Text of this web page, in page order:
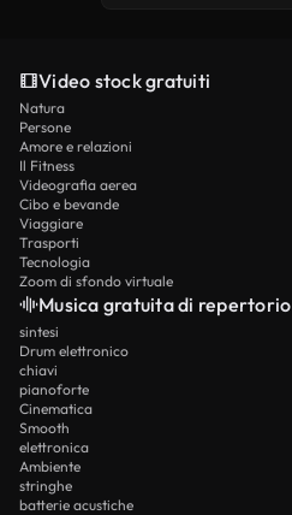
Video stock gratuiti
Natura
Persone
Amore e relazioni
Il Fitness
Videografia aerea
Cibo e bevande
Viaggiare
Trasporti
Tecnologia
Zoom di sfondo virtuale
Musica gratuita di repertorio
sintesi
Drum elettronico
chiavi
pianoforte
Cinematica
Smooth
elettronica
Ambiente
stringhe
batterie acustiche